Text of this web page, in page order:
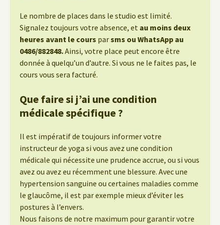
Le nombre de places dans le studio est limité.
Signalez toujours votre absence, et au moins deux
heures avant le cours parsms ou WhatsApp au
0486/882848.Ainsi, votre place peut encore être
donnée à quelqu’un d’autre. Si vous ne le faites pas, le
cours vous sera facturé.
Que faire si j’ai une condition
médicale spécifique ?
Il est impératif de toujours informer votre
instructeur de yoga si vous avez une condition
médicale qui nécessite une prudence accrue, ou si vous
avez ou avez eu récemment une blessure. Avec une
hypertension sanguine ou certaines maladies comme
le glaucôme, il est par exemple mieux d’éviter les
postures à l’envers.
Nous faisons de notre maximum pour garantir votre